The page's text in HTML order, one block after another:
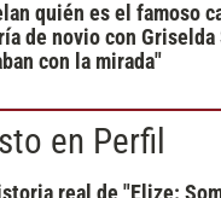
quién es el famoso
de novio con
con la mirada"
en Perfil